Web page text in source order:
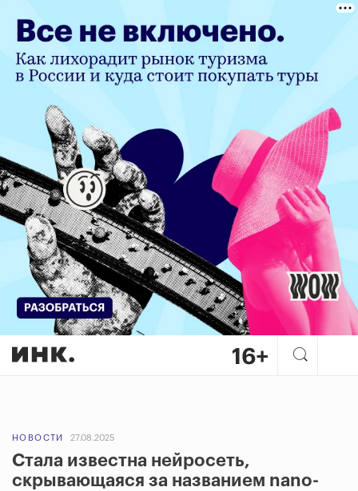
НОВОСТИ 27.08.2025
Стала известна нейросеть,
скрывающаяся за названием nano-